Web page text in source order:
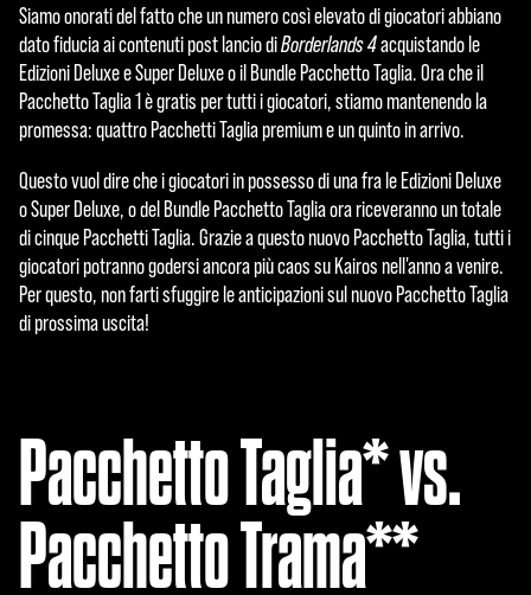
Siamo onorati del fatto che un numero così elevato di giocatori abbiano
dato fiducia ai contenuti post lancio diBorderlands 4acquistando le
Edizioni Deluxe e Super Deluxe o il Bundle Pacchetto Taglia. Ora che il
Pacchetto Taglia 1 è gratis per tutti i giocatori, stiamo mantenendo la
promessa: quattro Pacchetti Taglia premium e un quinto in arrivo.
Questo vuol dire che i giocatori in possesso di una fra le Edizioni Deluxe
o Super Deluxe, o del Bundle Pacchetto Taglia ora riceveranno un totale
di cinque Pacchetti Taglia. Grazie a questo nuovo Pacchetto Taglia, tutti i
giocatori potranno godersi ancora più caos su Kairos nell'anno a venire.
Per questo, non farti sfuggire le anticipazioni sul nuovo Pacchetto Taglia
di prossima uscita!
Pacchetto Taglia* vs.
Pacchetto Trama**